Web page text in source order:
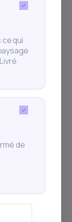
C’est
en
experts
qui
de